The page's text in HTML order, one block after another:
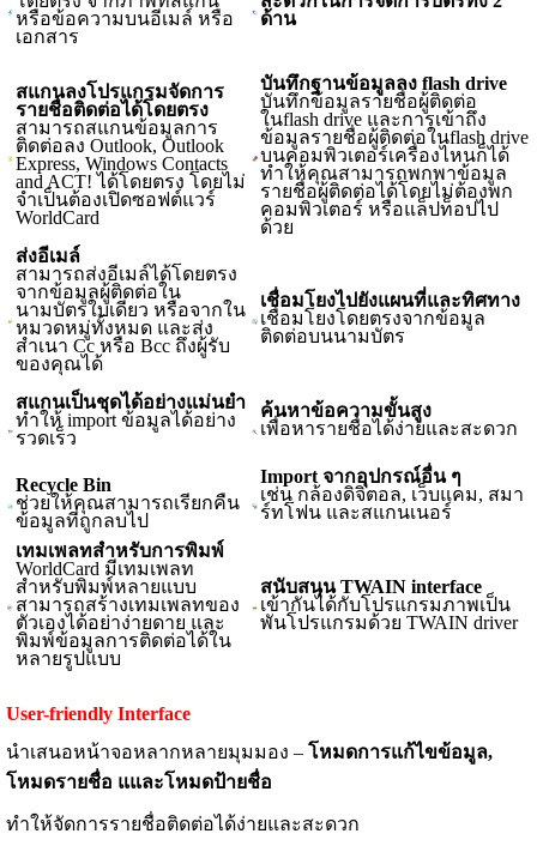
หรือข้อความบนอีเมล์ หรือ
เอกสาร
ด้าน
สแกนลงโปรแกรมจัดการ
รายชื่อติดต่อได้โดยตรง
สามารถสแกนข้อมูลการ
ติดต่อลง Outlook, Outlook
Express, Windows Contacts
and ACT! ได้โดยตรง โดยไม่
จำเป็นต้องเปิดซอฟต์แวร์
WorldCard
บันทึกฐานข้อมูลลง flash drive
บันทึกข้อมูลรายชื่อผู้ติดต่อ
ในflash drive และการเข้าถึง
ข้อมูลรายชื่อผู้ติดต่อในflash drive
บนคอมพิวเตอร์เครื่องไหนก็ได้
ทำให้คุณสามารถพกพาข้อมูล
รายชื่อผู้ติดต่อได้โดยไม่ต้องพก
คอมพิวเตอร์ หรือแล็ปท็อปไป
ด้วย
ส่งอีเมล์
สามารถส่งอีเมล์ได้โดยตรง
จากข้อมูลผู้ติดต่อใน
นามบัตรใบเดียว หรือจากใน
หมวดหมู่ทั้งหมด และส่ง
สำเนา Cc หรือ Bcc ถึงผู้รับ
ของคุณได้
เชื่อมโยงไปยังแผนที่และทิศทาง
เชื่อมโยงโดยตรงจากข้อมูล
ติดต่อบนนามบัตร
สแกนเป็นชุดได้อย่างแม่นยำ
ทำให้ import ข้อมูลได้อย่าง
รวดเร็ว
ค้นหาข้อความขั้นสูง
เพื่อหารายชื่อได้ง่ายและสะดวก
Recycle Bin
ช่วยให้คุณสามารถเรียกคืน
ข้อมูลที่ถูกลบไป
Import จากอุปกรณ์อื่น ๆ
เช่น กล้องดิจิตอล, เว็บแคม, สมา
ร์ทโฟน และสแกนเนอร์
เทมเพลทสำหรับการพิมพ์
WorldCard มีเทมเพลท
สำหรับพิมพ์หลายแบบ
สามารถสร้างเทมเพลทของ
ตัวเองได้อย่าง่ายดาย และ
พิมพ์ข้อมูลการติดต่อได้ใน
หลายรูปแบบ
สนับสนุน TWAIN interface
เข้ากันได้กับโปรแกรมภาพเป็น
พันโปรแกรมด้วย TWAIN driver
User-friendly Interface
นำเสนอหน้าจอหลากหลายมุมมอง – โหมดการแก้ไขข้อมูล,
โหมดรายชื่อ แและโหมดป้ายชื่อ
ทำให้จัดการรายชื่อติดต่อได้ง่ายและสะดวก